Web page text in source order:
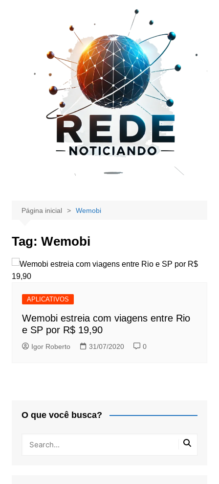
Página inicial Wemobi
Tag: Wemobi
APLICATIVOS
Wemobi estreia com viagens entre Rio
e SP por R$ 19,90
Igor Roberto 31/07/2020 0
O que você busca?